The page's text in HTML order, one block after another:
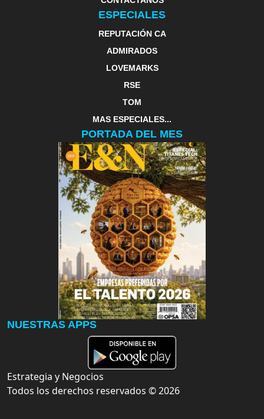
ESPECIALES
REPUTACIÓN CA
ADMIRADOS
LOVEMARKS
RSE
TOM
MAS ESPECIALES...
PORTADA DEL MES
NUESTRAS APPS
Estrategia y Negocios
Todos los derechos reservados ©2026